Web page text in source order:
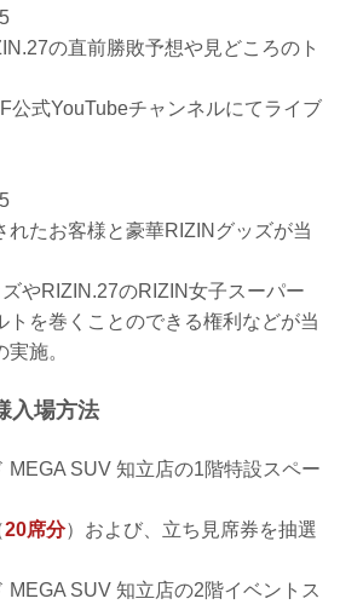
の直前勝敗予想や見どころのト
式YouTubeチャンネルにてライブ
れたお客様と豪華RIZINグッズが当
やRIZIN.27のRIZIN女子スーパー
トを巻くことのできる権利などが当
施。
入場方法
MEGA SUV 知立店の1階特設スペー
20席分）および、立ち見席券を抽選
MEGA SUV 知立店の2階イベントス